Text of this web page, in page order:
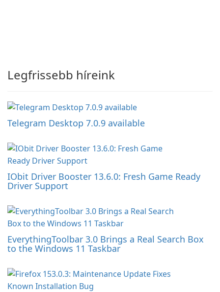
Legfrissebb híreink
Telegram Desktop 7.0.9 available
IObit Driver Booster 13.6.0: Fresh Game Ready
Driver Support
EverythingToolbar 3.0 Brings a Real Search Box
to the Windows 11 Taskbar